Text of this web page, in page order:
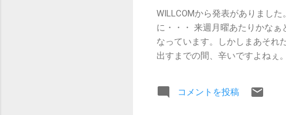
WILLCOMから発表がありまし
に・・・ 来週月曜あたりかな
なっています。しかしまあそれ
出すまでの間、辛いですよねぇ。
コメントを投稿